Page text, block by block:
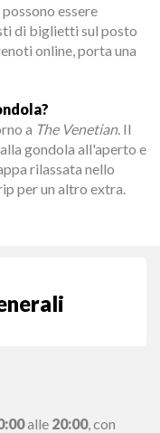
essere
di biglietti sul posto
online, porta una
a The Venetian. Il
gondola all'aperto e
rilassata nello
per un altro extra.
alle 20:00, con